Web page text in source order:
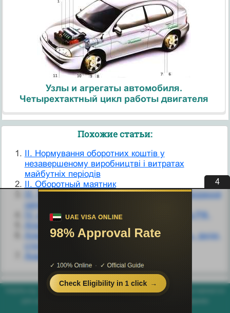
Узлы и агрегаты автомобиля.
Четырехтактный цикл работы двигателя
Похожие статьи:
II. Нормування оборотних коштів у
незавершеному виробництві і витратах
майбутніх періодів
II. Оборотный маятник
III. Нормування оборотних коштів для створення
запасів готової продукції
IV. издаетуказы по вопросам гражданства РФ.
Аграрный вопрос
Адміністративні правовідносини: сутність, види,
структура.
Анализ и оценка оборотного капитала
helpiks.org - Хелпикс.Орг - 2014-2026 год. Материал сайта представляется
3